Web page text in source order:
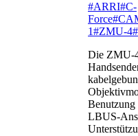
#ARRI#C-
Force
1#ZMU-4
Die ZMU-
LBUS-